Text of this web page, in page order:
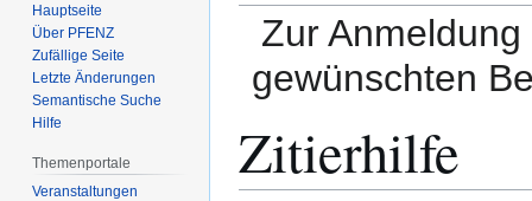
Zur
gewünschten
Zitierhilfe
Hauptseite
Über PFENZ
Zufällige Seite
Letzte Änderungen
Semantische Suche
Hilfe
Themenportale
Veranstaltungen